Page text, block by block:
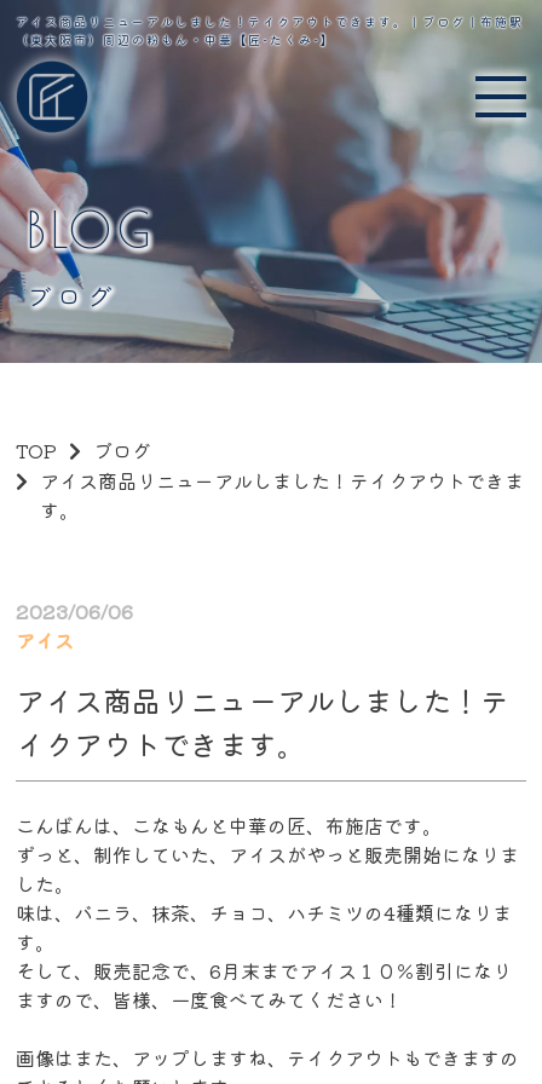
アイス商品リニューアルしました！テイクアウトできます。｜ブログ｜布施駅
（東大阪市）周辺の粉もん・中華【匠-たくみ-】
BLOG
ブログ
TOP
ブログ
アイス商品リニューアルしました！テイクアウトできま
す。
2023/06/06
アイス
アイス商品リニューアルしました！テ
イクアウトできます。
こんばんは、こなもんと中華の匠、布施店です。
ずっと、制作していた、アイスがやっと販売開始になりま
した。
味は、バニラ、抹茶、チョコ、ハチミツの4種類になりま
す。
そして、販売記念で、6月末までアイス１０％割引になり
ますので、皆様、一度食べてみてください！
画像はまた、アップしますね、テイクアウトもできますの